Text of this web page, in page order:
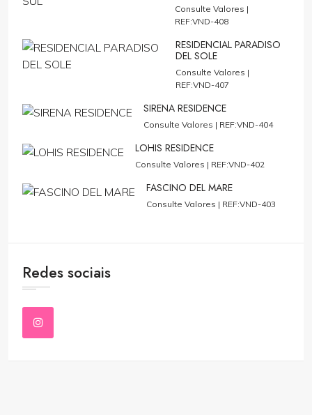
Consulte Valores |
REF:VND-408
RESIDENCIAL PARADISO
DEL SOLE
Consulte Valores |
REF:VND-407
SIRENA RESIDENCE
Consulte Valores | REF:VND-404
LOHIS RESIDENCE
Consulte Valores | REF:VND-402
FASCINO DEL MARE
Consulte Valores | REF:VND-403
Redes sociais